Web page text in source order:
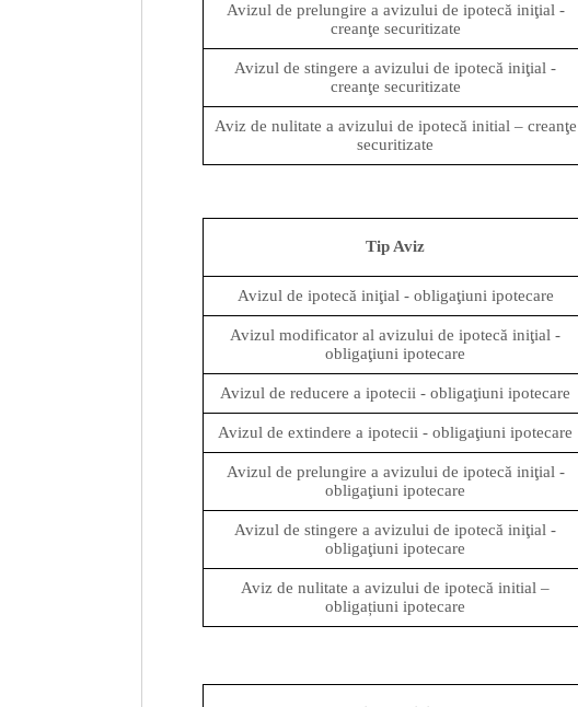
Avizul de prelungire a avizului de ipotecă iniţial -
creanţe securitizate
Avizul de stingere a avizului de ipotecă iniţial -
creanţe securitizate
Aviz de nulitate a avizului de ipotecă initial – creanţe
securitizate
Tip Aviz
Avizul de ipotecă iniţial - obligaţiuni ipotecare
Avizul modificator al avizului de ipotecă iniţial -
obligaţiuni ipotecare
Avizul de reducere a ipotecii - obligaţiuni ipotecare
Avizul de extindere a ipotecii - obligaţiuni ipotecare
Avizul de prelungire a avizului de ipotecă iniţial -
obligaţiuni ipotecare
Avizul de stingere a avizului de ipotecă iniţial -
obligaţiuni ipotecare
Aviz de nulitate a avizului de ipotecă initial –
obligațiuni ipotecare